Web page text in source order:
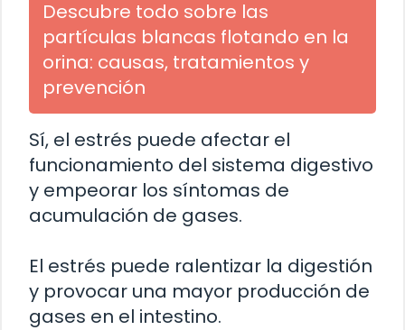
Descubre todo sobre las
partículas blancas flotando en la
orina: causas, tratamientos y
prevención
Sí, el estrés puede afectar el
funcionamiento del sistema digestivo
y empeorar los síntomas de
acumulación de gases.
El estrés puede ralentizar la digestión
y provocar una mayor producción de
gases en el intestino.